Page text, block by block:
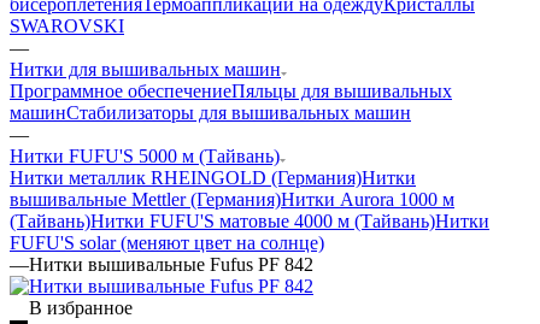
SWAROVSKI
—
Нитки для вышивальных машин
Программное обеспечениеПяльцы для вышивальных
машинСтабилизаторы для вышивальных машин
—
Нитки FUFU'S 5000 м (Тайвань)
Нитки металлик RHEINGOLD (Германия)Нитки
вышивальные Mettler (Германия)Нитки Aurora 1000 м
(Тайвань)Нитки FUFU'S матовые 4000 м (Тайвань)Нитки
FUFU'S solar (меняют цвет на солнце)
—Нитки вышивальные Fufus PF 842
В избранное